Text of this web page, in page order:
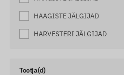
HAAGISTE JÄLGIJAD
HARVESTERI JÄLGIJAD
JÄLGIMISSEADMED
Tootja(d)